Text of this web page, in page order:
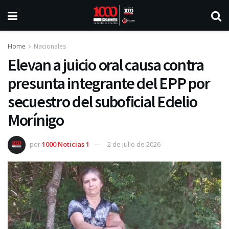
Home Nacionales
Elevan a juicio oral causa contra
presunta integrante del EPP por
secuestro del suboficial Edelio
Morínigo
por1000 Noticias 1 2 de julio de 2026